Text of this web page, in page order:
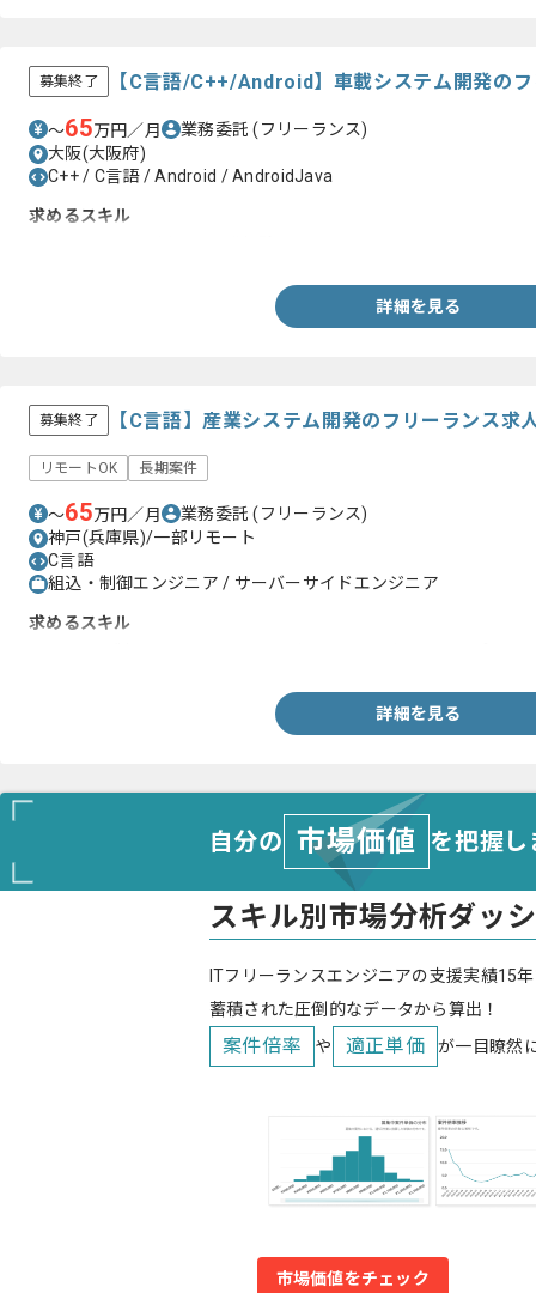
募集終了 【C言語/C++/Android】車載システム開発の
〜65万円／月 業務委託(フリーランス)
大阪(大阪府)
C++ / C言語 / Android / AndroidJava
求めるスキル
詳細を見る
募集終了 【C言語】産業システム開発のフリーランス求
リモートOK 長期案件
〜65万円／月 業務委託(フリーランス)
神戸(兵庫県)/一部リモート
C言語
組込・制御エンジニア / サーバーサイドエンジニア
求めるスキル
詳細を見る
自分の 市場価値 を把握
スキル別市場分析ダッ
ITフリーランスエンジニアの支援実績15
蓄積された圧倒的なデータから算出！
案件倍率 や 適正単価 が一目瞭然
市場価値をチェック